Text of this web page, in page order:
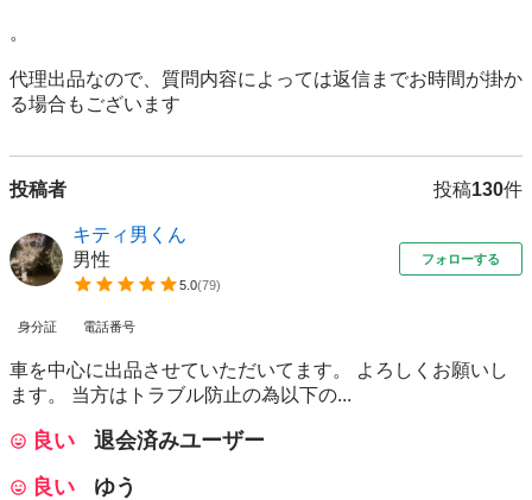
。
代理出品なので、質問内容によっては返信までお時間が掛か
る場合もございます
投稿者 投稿130件
キティ男くん
男性
5.0(79)
フォローする
身分証 電話番号
車を中心に出品させていただいてます。 よろしくお願いし
ます。 当方はトラブル防止の為以下の...
良い
退会済みユーザー
良い
ゆう